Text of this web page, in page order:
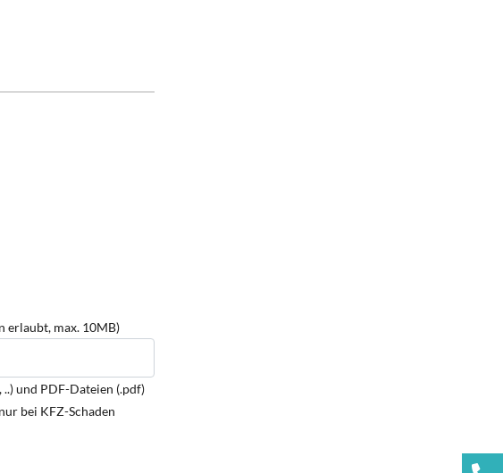
erlaubt, max. 10MB)
und PDF-Dateien (.pdf)
bei KFZ-Schaden